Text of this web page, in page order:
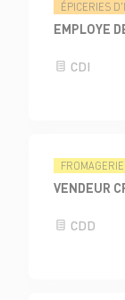
ÉPICERIES
EMPLOYE
CDI
FROMAGERIE
VENDEUR
CDD